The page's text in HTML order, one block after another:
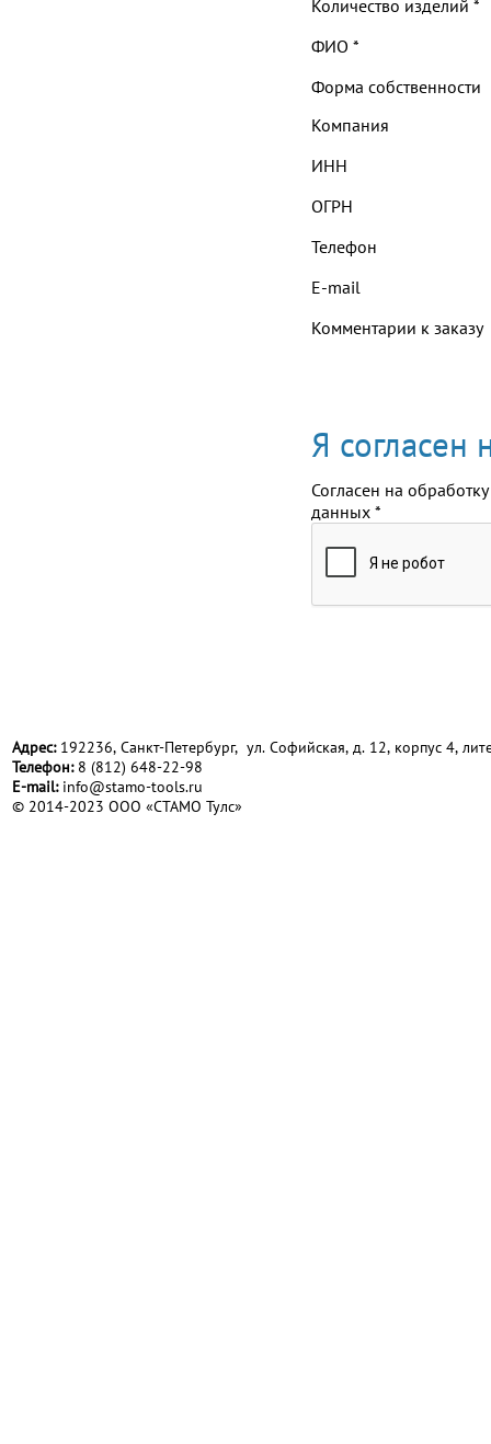
Количество изделий *
ФИО *
Форма собственности
Компания
ИНН
ОГРН
Телефон
E-mail
Комментарии к заказу
Я согласен
Согласен на обработку
данных *
Адрес:192236, Санкт-Петербург, ул. Софийская, д. 12, корпус 4,
Телефон:8 (812) 648-22-98
Е-mail: info@stamo-tools.ru
© 2014-2023 ООО «СТАМО Тулс»